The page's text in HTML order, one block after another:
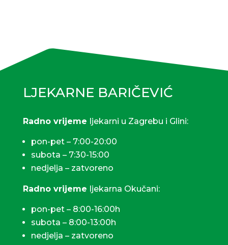
LJEKARNE BARIČEVIĆ
Radno vrijeme ljekarni u Zagrebu i Glini:
pon-pet – 7:00-20:00
subota – 7:30-15:00
nedjelja – zatvoreno
Radno vrijeme ljekarna Okučani:
pon-pet – 8:00-16:00h
subota – 8:00-13:00h
nedjelja – zatvoreno